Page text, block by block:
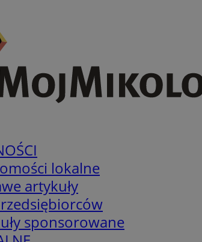
lokalne
artykuły
sponsorowane